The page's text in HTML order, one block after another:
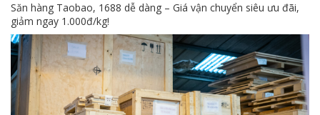
Săn hàng Taobao, 1688 dễ dàng – Giá vận chuyển siêu ưu đãi,
giảm ngay 1.000đ/kg!